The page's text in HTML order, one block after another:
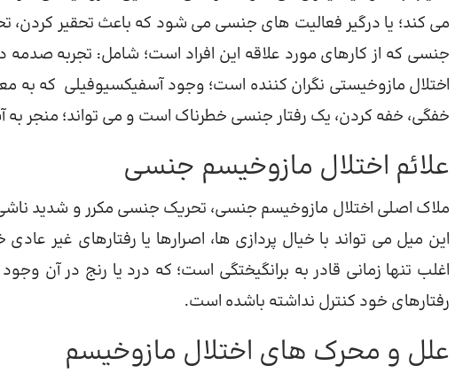
می کند؛ یا درگیر فعالیت های جنسی می شود که باعث تحقیر
جنسی که از کارهای مورد علاقه این افراد است؛ شامل: تجربه
اختلال مازوخیستی نگران کننده است؛ وجود آسفیکسیوفیلی که به
خفگی، خفه کردن، یک رفتار جنسی خطرناک است و می تواند؛ منجر
علائم اختلال مازوخیسم جنسی
ملاک اصلی اختلال مازوخیسم جنسی، تحریک جنسی مکرر و شدید
این میل می تواند با خیال پردازی ها، اصرارها یا رفتارهای غیر
اغلب تنها زمانی قادر به برانگیختگی است؛ که درد یا رنج در آن
رفتارهای خود کنترل نداشته باشده است.
علل و محرک های اختلال مازوخیسم